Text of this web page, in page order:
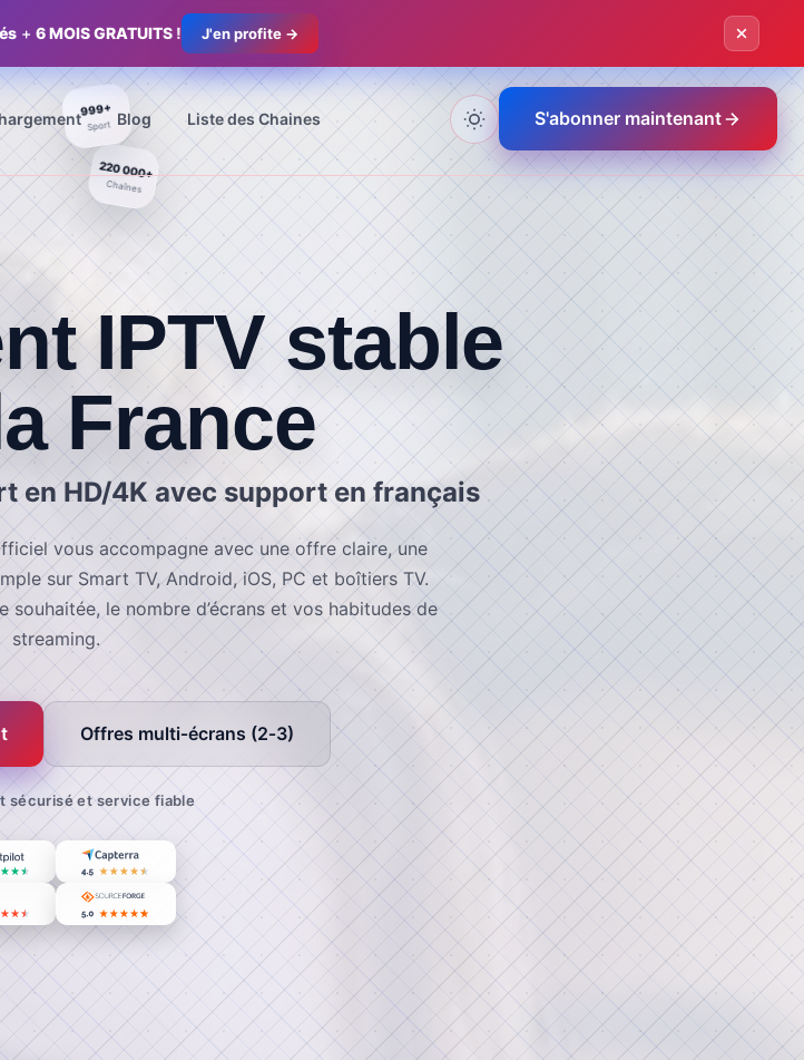
+6 MOIS GRATUITS ! J'en profite →
Blog Liste des Chaines S'abonner maintenant
maintenant
220 000+
Chaînes
999+
Sport
IPTV stable
France
en HD/4K avec support en français
vous accompagne avec une offre claire, une
sur Smart TV, Android, iOS, PC et boîtiers TV.
le nombre d’écrans et vos habitudes de
streaming.
Offres multi‑écrans (2‑3)
sécurisé et service fiable